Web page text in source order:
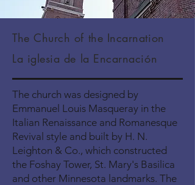
The Church of the Incarnation
La iglesia de la Encarnación
The church was designed by
Emmanuel Louis Masqueray in the
Italian Renaissance and Romanesque
Revival style and built by H. N.
Leighton & Co., which constructed
the Foshay Tower, St. Mary's Basilica
and other Minnesota landmarks. The